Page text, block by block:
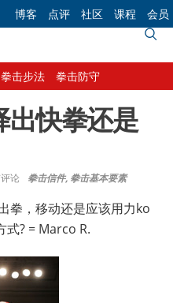
博客 点评 社区 课程 会员
拳击步法 拳击防守
出快拳还是
拳击信件, 拳击基本要素
论
拳，移动还是应该用力ko
式? = Marco R.